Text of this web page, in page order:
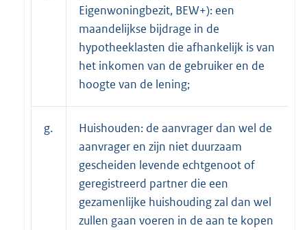
Eigenwoningbezit, BEW+): een
maandelijkse bijdrage in de
hypotheeklasten die afhankelijk is van
het inkomen van de gebruiker en de
hoogte van de lening;
g.
Huishouden: de aanvrager dan wel de
aanvrager en zijn niet duurzaam
gescheiden levende echtgenoot of
geregistreerd partner die een
gezamenlijke huishouding zal dan wel
zullen gaan voeren in de aan te kopen